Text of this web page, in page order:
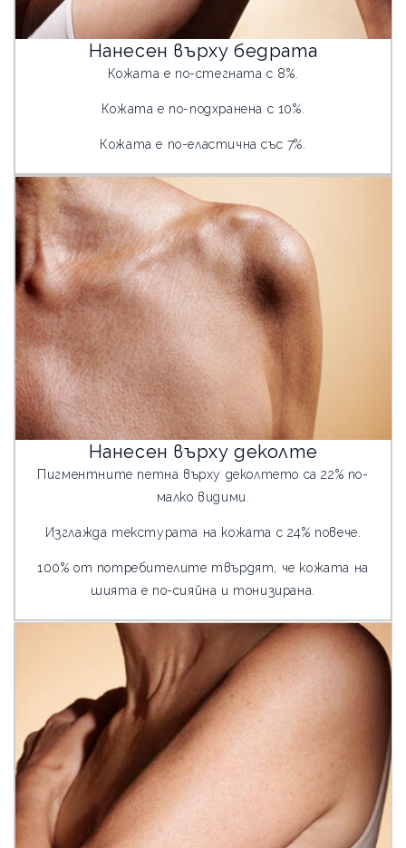
Нанесен върху бедрата
Кожата е по-стегната с 8%.
Кожата е по-подхранена с 10%.
Кожата е по-еластична със 7%.
Нанесен върху деколте
Пигментните петна върху деколтето са 22% по-
малко видими.
Изглажда текстурата на кожата с 24% повече.
100% от потребителите твърдят, че кожата на
шията е по-сияйна и тонизирана.